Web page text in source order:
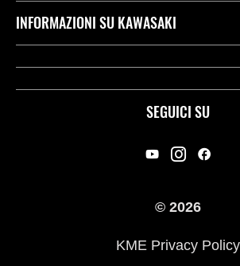
SEGUICI SU
Assistenza Stradale Kawasaki
Kawasaki Care
INFORMAZIONI SU KAWASAKI
Società
© 2026
KME Privacy Policy